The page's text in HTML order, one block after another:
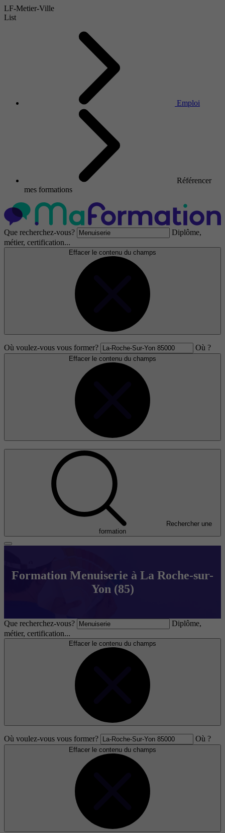
LF-Metier-Ville
List
Emploi
Référencer
mes formations
Que recherchez-vous?
Diplôme,
métier, certification...
Effacer le contenu du champs
Où voulez-vous vous former? Où ?
Effacer le contenu du champs
Rechercher une
formation
Formation Menuiserie à La Roche-sur-
Yon (85)
Que recherchez-vous?
Diplôme,
métier, certification...
Effacer le contenu du champs
Où voulez-vous vous former? Où ?
Effacer le contenu du champs